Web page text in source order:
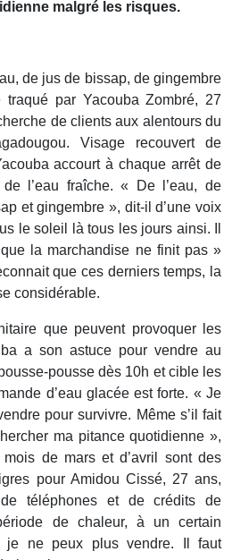
malgré les risques.
de jus de bissap, de gingembre
traqué par Yacouba Zombré, 27
de clients aux alentours du
Visage recouvert de
accourt à chaque arrêt de
l’eau fraîche. « De l’eau, de
et gingembre », dit-il d’une voix
le soleil là tous les jours ainsi. Il
la marchandise ne finit pas »
que ces derniers temps, la
considérable.
que peuvent provoquer les
a son astuce pour vendre au
pousse dès 10h et cible les
d’eau glacée est forte. « Je
pour survivre. Même s’il fait
ma pitance quotidienne »,
de mars et d’avril sont des
pour Amidou Cissé, 27 ans,
de téléphones et de crédits de
de chaleur, à un certain
je ne peux plus vendre. Il faut